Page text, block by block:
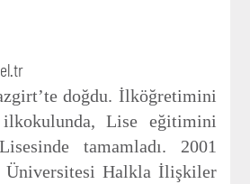
doğdu. İlköğretimini
Lise eğitimini
tamamladı. 2001
Üniversitesi Halkla İlişkiler